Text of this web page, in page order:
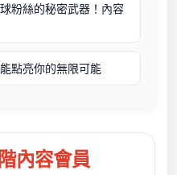
粉絲的秘密武器！內容
點亮你的無限可能
內容會員